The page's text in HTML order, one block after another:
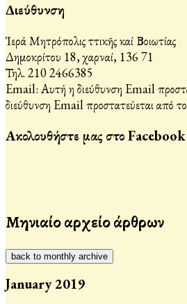
Διεύθυνση
Ἱερά Μητρόπολις Ἀττικῆς καί Βοιωτίας
Δημοκρίτου 18, Ἀχαρναί, 136 71
Τηλ. 210 2466385
Email: Αυτή η διεύθυνση Email
διεύθυνση Email προστατεύεται από
Ακολουθήστε μας στο Facebook
Μηνιαίο αρχείο άρθρων
back to monthly archive
January 2019